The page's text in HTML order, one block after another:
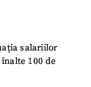
salariilor
100 de